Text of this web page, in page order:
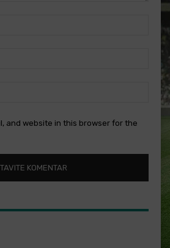
and website in this browser for the